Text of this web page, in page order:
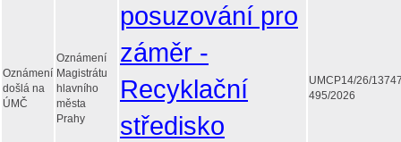
Oznámení
došlá na
ÚMČ
Oznámení
Magistrátu
hlavního
města
Prahy
posuzování pro
záměr -
Recyklační
středisko
UMCP14/26/
495/2026